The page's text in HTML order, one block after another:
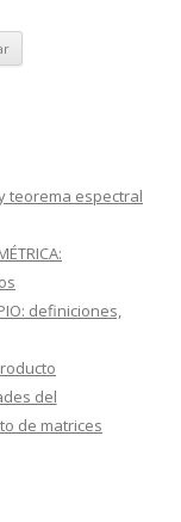
y teorema espectral
definiciones,
del
de matrices